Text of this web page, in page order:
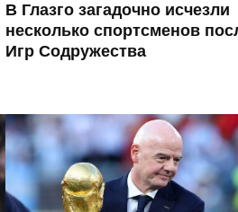
В Глазго загадочно исчезли
несколько спортсменов
Игр Содружества